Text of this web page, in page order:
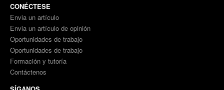
CONÉCTESE
Envia un artículo
Envia un artículo de opinión
Oportunidades de trabajo
Oportunidades de trabajo
Formación y tutoría
Contáctenos